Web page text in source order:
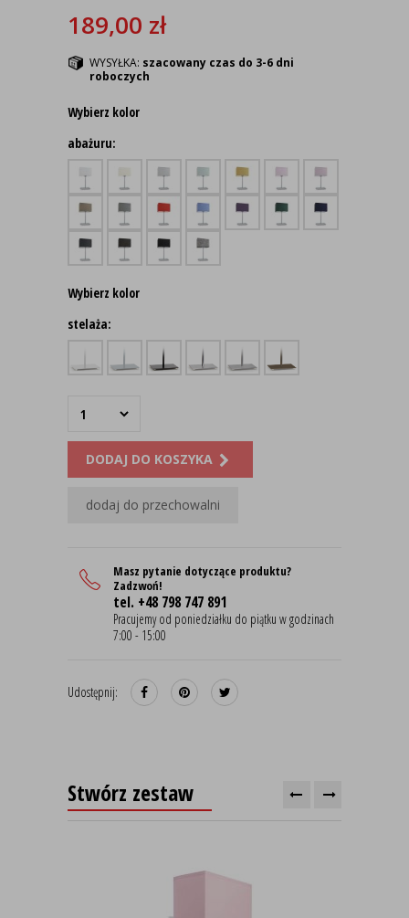
189,00 zł
WYSYŁKA: szacowany czas do 3-6 dni
roboczych
Wybierz kolor
abażuru:
Wybierz kolor
stelaża:
DODAJ DO KOSZYKA
dodaj do przechowalni
Masz pytanie dotyczące produktu?
Zadzwoń!
tel. +48 798 747 891
Pracujemy od poniedziałku do piątku w godzinach
7:00 - 15:00
Udostępnij:
Stwórz zestaw